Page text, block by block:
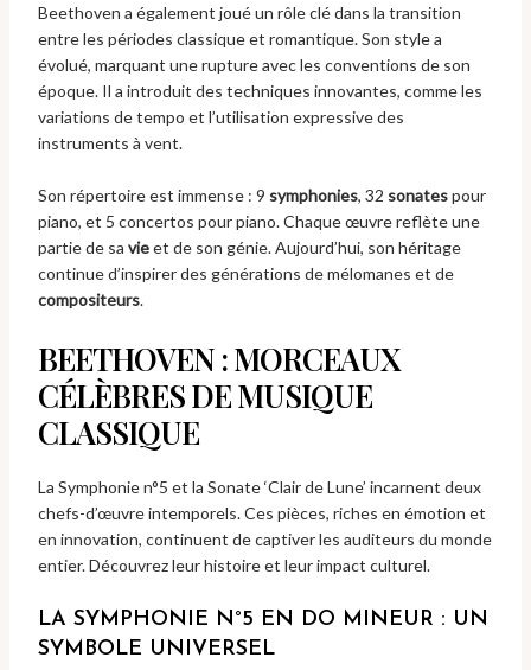
Beethoven a également joué un rôle clé dans la transition
entre les périodes classique et romantique. Son style a
évolué, marquant une rupture avec les conventions de son
époque. Il a introduit des techniques innovantes, comme les
variations de tempo et l’utilisation expressive des
instruments à vent.
Son répertoire est immense : 9 symphonies, 32 sonatespour
piano, et 5 concertos pour piano. Chaque œuvre reflète une
partie de sa vieet de son génie. Aujourd’hui, son héritage
continue d’inspirer des générations de mélomanes et de
compositeurs.
BEETHOVEN : MORCEAUX
CÉLÈBRES DE MUSIQUE
CLASSIQUE
La Symphonie n°5 et la Sonate ‘Clair de Lune’ incarnent deux
chefs-d’œuvre intemporels. Ces pièces, riches en émotion et
en innovation, continuent de captiver les auditeurs du monde
entier. Découvrez leur histoire et leur impact culturel.
LA SYMPHONIE N°5 EN DO MINEUR : UN
SYMBOLE UNIVERSEL